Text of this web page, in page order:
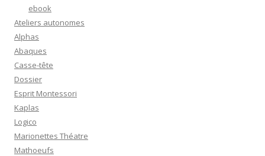
ebook
Ateliers autonomes
Alphas
Abaques
Casse-tête
Dossier
Esprit Montessori
Kaplas
Logico
Marionettes Théatre
Mathoeufs